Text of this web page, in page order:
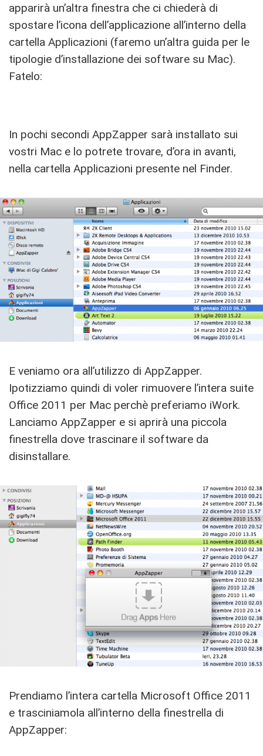
apparirà un’altra finestra che ci chiederà di
spostare l’icona dell’applicazione all’interno della
cartella Applicazioni (faremo un’altra guida per le
tipologie d’installazione dei software su Mac).
Fatelo:
In pochi secondi AppZapper sarà installato sui
vostri Mac e lo potrete trovare, d’ora in avanti,
nella cartella Applicazioni presente nel Finder.
E veniamo ora all’utilizzo di AppZapper.
Ipotizziamo quindi di voler rimuovere l’intera suite
Office 2011 per Mac perchè preferiamo iWork.
Lanciamo AppZapper e si aprirà una piccola
finestrella dove trascinare il software da
disinstallare.
Prendiamo l’intera cartella Microsoft Office 2011
e trasciniamola all’interno della finestrella di
AppZapper: